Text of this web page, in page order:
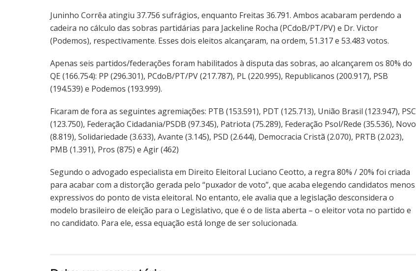
Juninho Corrêa atingiu 37.756 sufrágios, enquanto Freitas 36.791. Ambos acabaram perdendo a
cadeira no cálculo das sobras partidárias para Jackeline Rocha (PCdoB/PT/PV) e Dr. Victor
(Podemos), respectivamente. Esses dois eleitos alcançaram, na ordem, 51.317 e 53.483 votos.
Apenas seis partidos/federações foram habilitados à disputa das sobras, ao alcançarem os 80% do
QE (166.754): PP (296.301), PCdoB/PT/PV (217.787), PL (220.995), Republicanos (200.917), PSB
(194.539) e Podemos (193.999).
Ficaram de fora as seguintes agremiações: PTB (153.591), PDT (125.713), União Brasil (123.947), PSC
(123.750), Federação Cidadania/PSDB (97.345), Patriota (75.289), Federação Psol/Rede (35.536), Novo
(8.819), Solidariedade (3.633), Avante (3.145), PSD (2.644), Democracia Cristã (2.070), PRTB (2.023),
PMB (1.391), Pros (875) e Agir (462)
Segundo o advogado especialista em Direito Eleitoral Luciano Ceotto, a regra 80% / 20% foi criada
para acabar com a distorção gerada pelo “puxador de voto”, que acaba elegendo candidatos menos
expressivos do ponto de vista eleitoral. No entanto, ele avalia que a legislação desconsidera o
modelo brasileiro de eleição para o Legislativo, que é o de lista aberta – o eleitor vota no partido e
no candidato. Para ele, essa equação está longe de ser solucionada.